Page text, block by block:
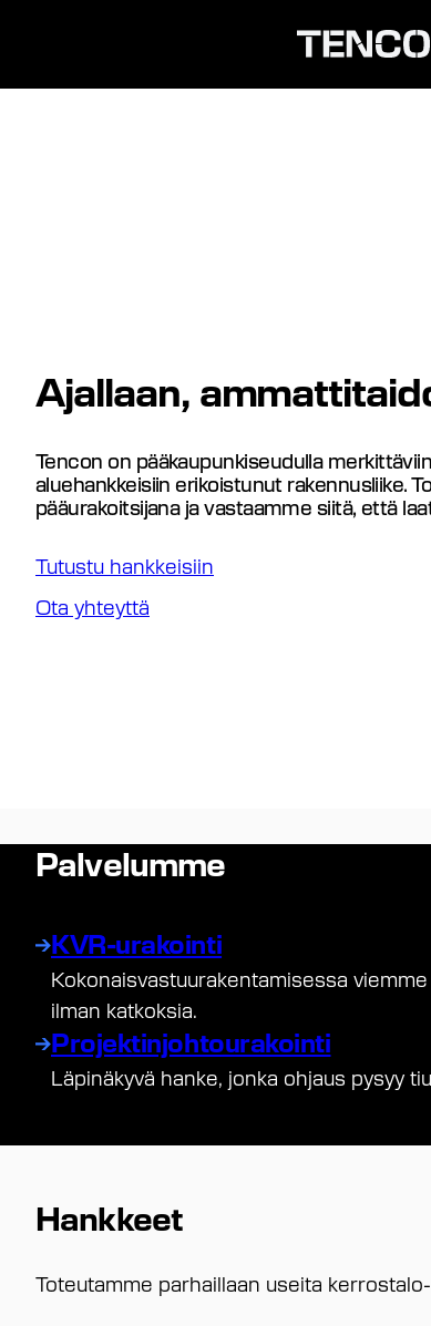
Ajallaan,
Tencon on pääkaupunkiseudulla
aluehankkeisiin erikoistunut rakennusliike.
pääurakoitsijana ja vastaamme siitä, että
Tutustu hankkeisiin
Ota yhteyttä
Palvelumme
KVR-urakointi
Kokonaisvastuurakentamisessa
ilman katkoksia.
Projektinjohtourakointi
Läpinäkyvä hanke, jonka ohjaus pysyy
Hankkeet
Toteutamme parhaillaan useita